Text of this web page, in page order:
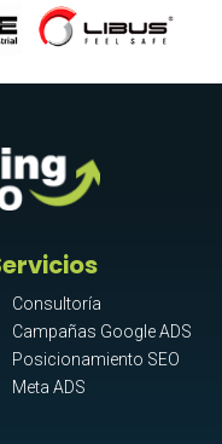
Consultoría
Campañas Google ADS
Posicionamiento SEO
Meta ADS